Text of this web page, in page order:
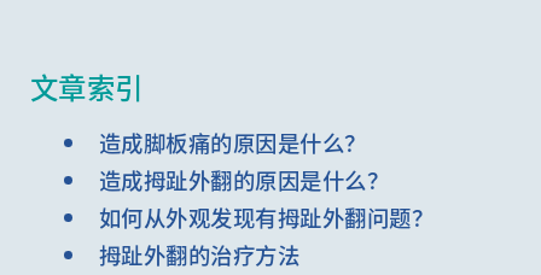
文章索引
造成脚板痛的原因是什么？
造成拇趾外翻的原因是什么？
如何从外观发现有拇趾外翻问题？
拇趾外翻的治疗方法